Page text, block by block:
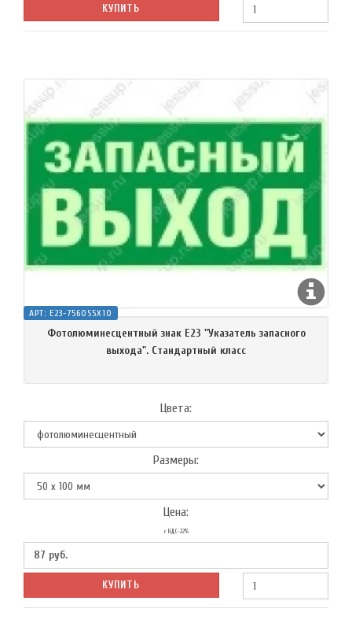
КУПИТЬ
АРТ: E23-7560S5X10
Фотолюминесцентный знак Е23 "Указатель запасного
выхода". Cтандартный класс
Цвета:
Размеры:
Цена:
с НДС-22%
87 руб.
КУПИТЬ